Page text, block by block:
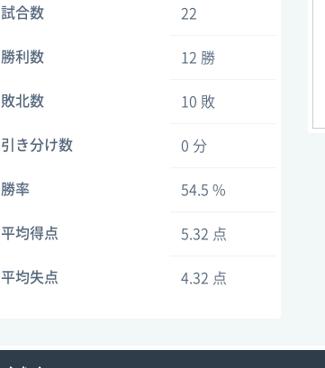
試合数 22
勝利数 12 勝
敗北数 10 敗
引き分け数 0 分
勝率 54.5 %
平均得点 5.32 点
平均失点 4.32 点